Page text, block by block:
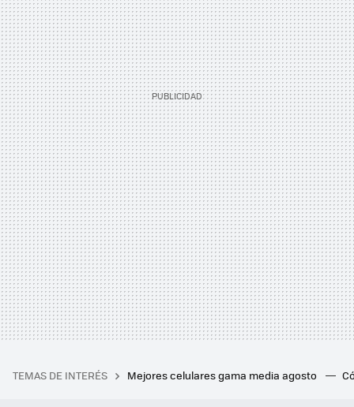
TEMAS DE INTERÉS Mejores celulares gama media agosto